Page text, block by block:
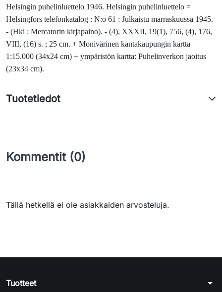
Helsingin puhelinluettelo 1946. Helsingin puhelinluettelo =
Helsingfors telefon­ka­talog : N:o 61 : Julkaistu marraskuussa 1945.
- (Hki : Mercatorin kirja­paino). - (4), XXXII, 19(1), 756, (4), 176,
VIII, (16) s. ; 25 cm. + Monivärinen kantakaupungin kartta
1:15.000 (34x24 cm) + ympäristön kartta: Puhelinverkon jaoitus
(23x34 cm).
Tuotetiedot
Kommentit (0)
Tällä hetkellä ei ole asiakkaiden arvosteluja.
Tuotteet arrow_drop_down